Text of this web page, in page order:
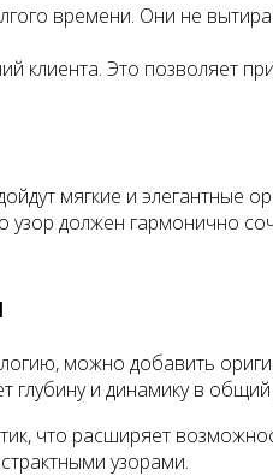
времени. Они не
клиента. Это позволяет
мягкие и элегантные
должен гармонично
можно добавить
глубину и динамику в общий
что расширяет
узорами.